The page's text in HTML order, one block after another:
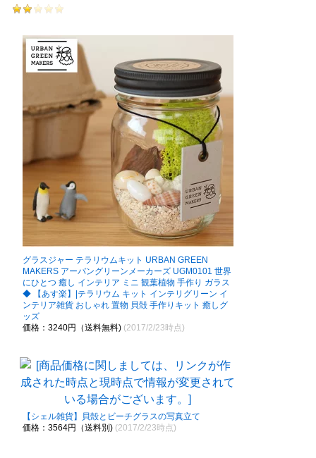
グラスジャー テラリウムキット URBAN GREEN
MAKERS アーバングリーンメーカーズ UGM0101 世界
にひとつ 癒し インテリア ミニ 観葉植物 手作り ガラス
◆ 【あす楽】|テラリウム キット インテリグリーン イ
ンテリア雑貨 おしゃれ 置物 貝殻 手作りキット 癒しグ
ッズ
価格：3240円（送料無料) (2017/2/23時点)
【シェル雑貨】貝殻とビーチグラスの写真立て
価格：3564円（送料別) (2017/2/23時点)